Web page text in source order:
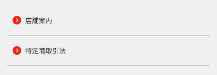
店舗案内
特定商取引法